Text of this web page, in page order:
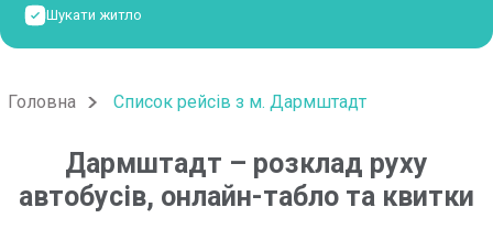
Шукати житло
Головна Список рейсів з м. Дармштадт
Дармштадт – розклад руху
автобусів, онлайн-табло та квитки